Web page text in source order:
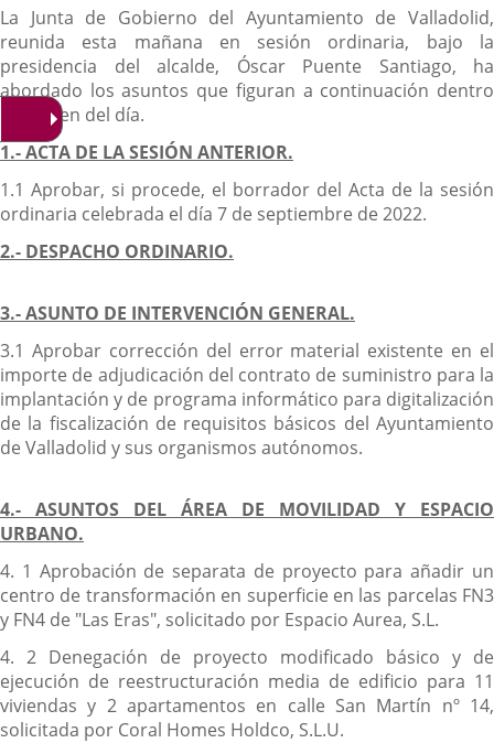
Descripción
La Junta de Gobierno del Ayuntamiento de Valladolid,
reunida esta mañana en sesión ordinaria, bajo la
presidencia del alcalde, Óscar Puente Santiago, ha
abordado los asuntos que figuran a continuación dentro
del orden del día.
1.- ACTA DE LA SESIÓN ANTERIOR.
1.1 Aprobar, si procede, el borrador del Acta de la sesión
ordinaria celebrada el día 7 de septiembre de 2022.
2.- DESPACHO ORDINARIO.
3.- ASUNTO DE INTERVENCIÓN GENERAL.
3.1 Aprobar corrección del error material existente en el
importe de adjudicación del contrato de suministro para la
implantación y de programa informático para digitalización
de la fiscalización de requisitos básicos del Ayuntamiento
de Valladolid y sus organismos autónomos.
4.- ASUNTOS DEL ÁREA DE MOVILIDAD Y ESPACIO
URBANO.
4. 1 Aprobación de separata de proyecto para añadir un
centro de transformación en superficie en las parcelas FN3
y FN4 de "Las Eras", solicitado por Espacio Aurea, S.L.
4. 2 Denegación de proyecto modificado básico y de
ejecución de reestructuración media de edificio para 11
viviendas y 2 apartamentos en calle San Martín nº 14,
solicitada por Coral Homes Holdco, S.L.U.